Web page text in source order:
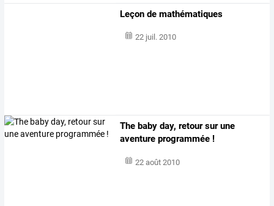
Leçon de mathématiques
22 juil. 2010
The baby day, retour sur une
aventure programmée !
22 août 2010